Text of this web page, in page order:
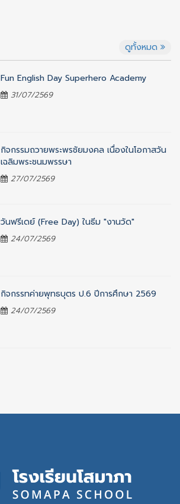
ดูทั้งหมด
Fun English Day Superhero Academy
31/07/2569
กิจกรรมถวายพระพรชัยมงคล เนื่องในโอกาสวัน
เฉลิมพระชนมพรรษา
27/07/2569
วันฟรีเดย์ (Free Day) ในธีม "งานวัด"
24/07/2569
กิจกรรทค่ายพุทธบุตร ป.6 ปีการศึกษา 2569
24/07/2569